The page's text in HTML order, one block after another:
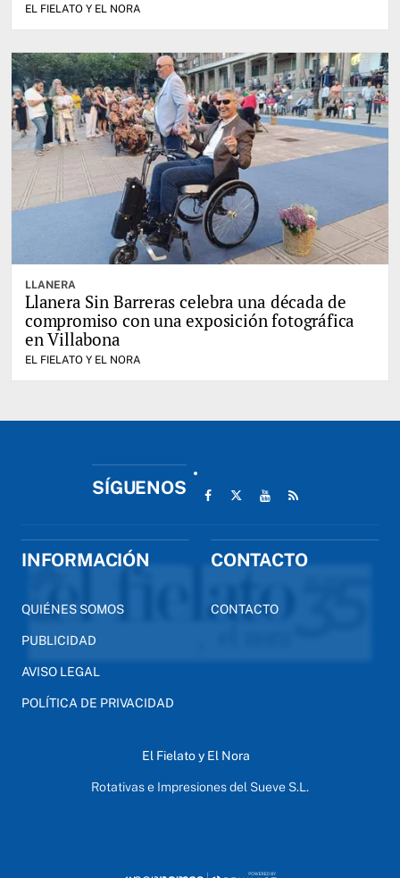
EL FIELATO Y EL NORA
LLANERA
Llanera Sin Barreras celebra una década de
compromiso con una exposición fotográfica
en Villabona
EL FIELATO Y EL NORA
SÍGUENOS
INFORMACIÓN
QUIÉNES SOMOS
PUBLICIDAD
AVISO LEGAL
POLÍTICA DE PRIVACIDAD
CONTACTO
CONTACTO
El Fielato y El Nora
Rotativas e Impresiones del Sueve S.L.